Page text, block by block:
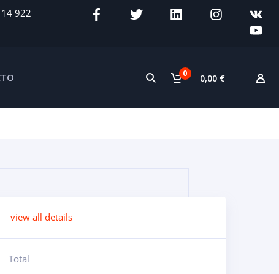
922
0 0,00 €
view all details
Total